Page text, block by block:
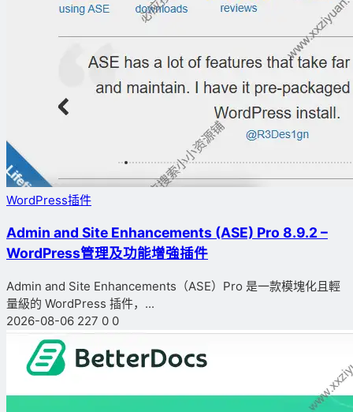
WordPress插件
Admin and Site Enhancements (ASE) Pro 8.9.2 –
WordPress管理及功能增強插件
Admin and Site Enhancements（ASE）Pro 是一款模塊化且輕
量級的 WordPress 插件，...
2026-08-06 227 0 0